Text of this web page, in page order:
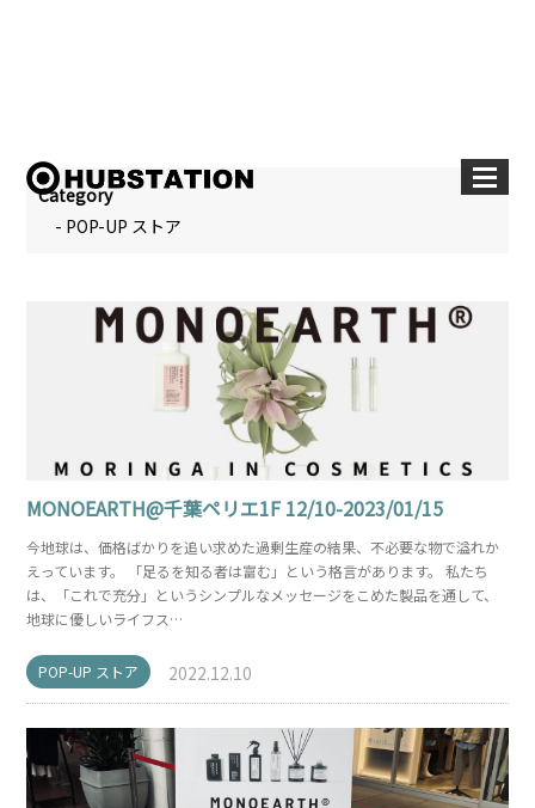
Category
- POP-UP ストア
MONOEARTH@千葉ペリエ1F 12/10-2023/01/15
今地球は、価格ばかりを追い求めた過剰生産の結果、不必要な物で溢れか
えっています。 「足るを知る者は富む」という格言があります。 私たち
は、「これで充分」というシンプルなメッセージをこめた製品を通して、
地球に優しいライフス…
POP-UP ストア 2022.12.10